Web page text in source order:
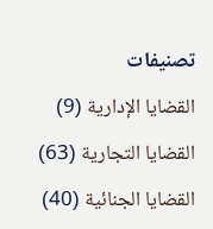
تصنيفات
القضايا الإدارية (9)
القضايا التجارية (63)
القضايا الجنائية (40)